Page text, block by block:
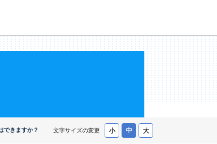
文字サイズの変更
できますか？